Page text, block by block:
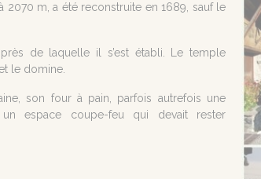
m, a été reconstruite en 1689, sauf le
de laquelle il s’est établi. Le temple
le domine.
son four à pain, parfois autrefois une
espace coupe-feu qui devait rester